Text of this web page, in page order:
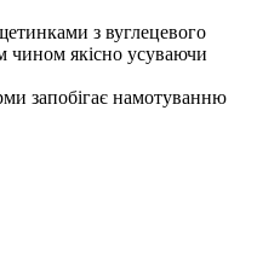
з вуглецевого
чином якісно усуваючи
запобігає намотуванню